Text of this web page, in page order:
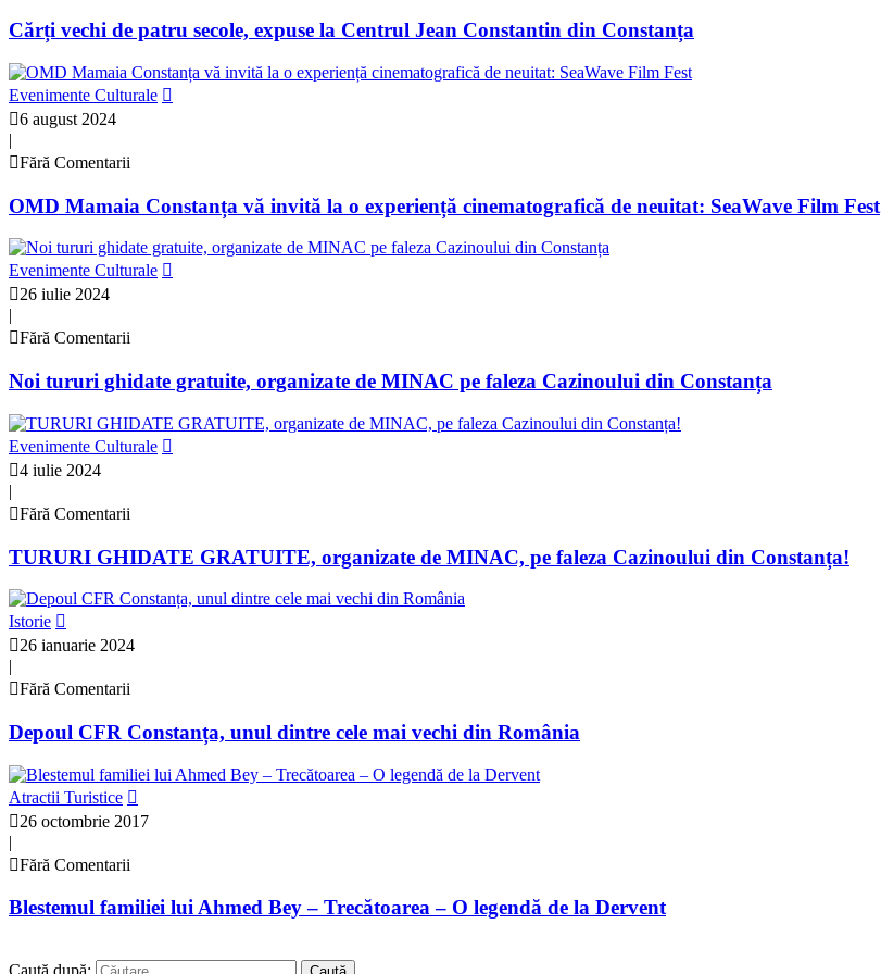
Cărți vechi de patru secole, expuse la Centrul Jean Constantin din Constanța
Evenimente Culturale
6 august 2024
|
Fără Comentarii
OMD Mamaia Constanța vă invită la o experiență cinematografică de neuitat: SeaWave Film Fest
Evenimente Culturale
26 iulie 2024
|
Fără Comentarii
Noi tururi ghidate gratuite, organizate de MINAC pe faleza Cazinoului din Constanța
Evenimente Culturale
4 iulie 2024
|
Fără Comentarii
TURURI GHIDATE GRATUITE, organizate de MINAC, pe faleza Cazinoului din Constanța!
Istorie
26 ianuarie 2024
|
Fără Comentarii
Depoul CFR Constanța, unul dintre cele mai vechi din România
Atractii Turistice
26 octombrie 2017
|
Fără Comentarii
Blestemul familiei lui Ahmed Bey – Trecătoarea – O legendă de la Dervent